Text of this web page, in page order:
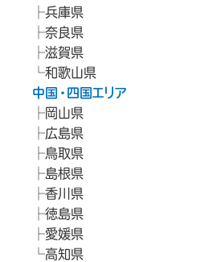
兵庫県
奈良県
滋賀県
和歌山県
中国・四国エリア
岡山県
広島県
鳥取県
島根県
香川県
徳島県
愛媛県
高知県